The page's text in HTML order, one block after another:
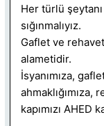
Her türlü
sığınmalıyız.
Gaflet ve
alametidir.
İsyanımıza,
ahmaklığımıza,
kapımızı AHED